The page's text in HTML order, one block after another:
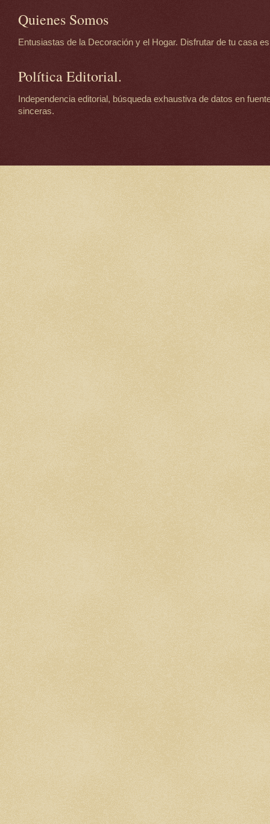
Quienes Somos
Entusiastas de la Decoración y el Hogar. Disfrutar de tu casa
Política Editorial.
Independencia editorial, búsqueda exhaustiva de datos en
sinceras.